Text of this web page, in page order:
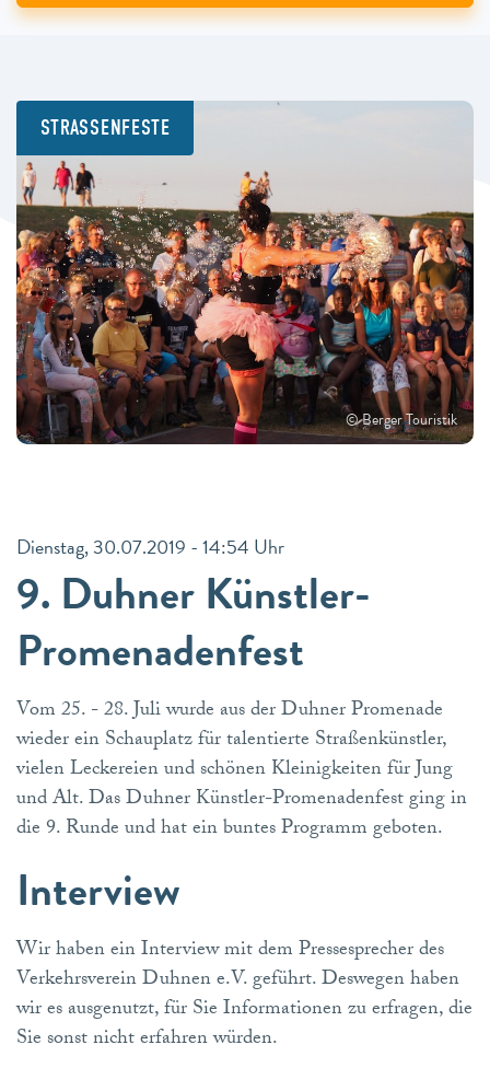
STRASSENFESTE
© Berger Touristik
Dienstag, 30.07.2019 - 14:54 Uhr
9. Duhner Künstler-
Promenadenfest
Vom 25. - 28. Juli wurde aus der Duhner Promenade
wieder ein Schauplatz für talentierte Straßenkünstler,
vielen Leckereien und schönen Kleinigkeiten für Jung
und Alt. Das Duhner Künstler-Promenadenfest ging in
die 9. Runde und hat ein buntes Programm geboten.
Interview
Wir haben ein Interview mit dem Pressesprecher des
Verkehrsverein Duhnen e.V. geführt. Deswegen haben
wir es ausgenutzt, für Sie Informationen zu erfragen, die
Sie sonst nicht erfahren würden.